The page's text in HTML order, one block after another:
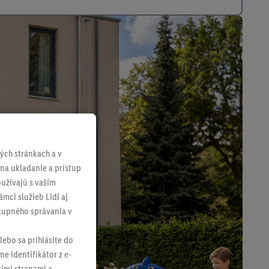
stránkach a v
ukladanie a prístup
s vaším
služieb Lidl aj
správania v
sa prihlásite do
identifikátor z e-